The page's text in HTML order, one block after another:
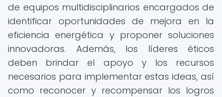
de equipos multidisciplinarios encargados de
identificar oportunidades de mejora en la
eficiencia energética y proponer soluciones
innovadoras. Además, los líderes éticos
deben brindar el apoyo y los recursos
necesarios para implementar estas ideas, así
como reconocer y recompensar los logros